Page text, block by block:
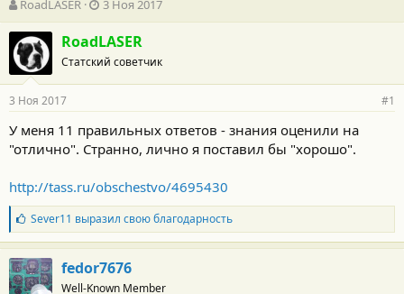
А
в
т
о
р
т
е
м
ы
RoadLASER
Д
а
т
а
н
а
а
л
а
3 Ноя 2017
RoadLASER
Статский советчик
3 Ноя 2017 #1
У меня 11 правильных ответов - знания оценили на
"отлично". Странно, лично я поставил бы "хорошо".
http://tass.ru/obschestvo/4695430
Б
л
а
г
о
д
Sever11 выразил свою благодарность
fedor7676
Well-Known Member